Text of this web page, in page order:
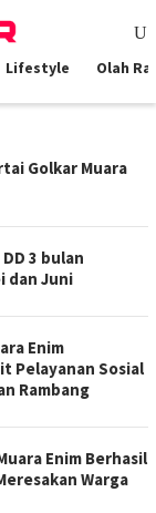
Lifestyle Olah
Golkar Muara
3 bulan
dan Juni
Enim
Pelayanan Sosial
Rambang
Enim Berhasil
Warga